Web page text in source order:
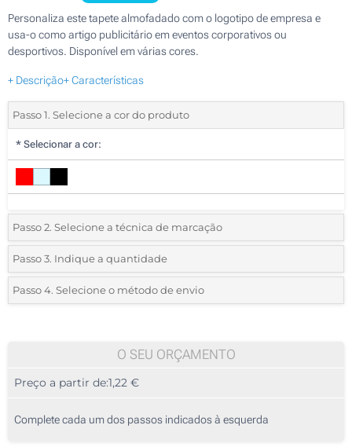
Personaliza este tapete almofadado com o logotipo de empresa e
usa-o como artigo publicitário em eventos corporativos ou
desportivos. Disponível em várias cores.
+ Descrição+ Características
Passo 1. Selecione a cor do produto
* Selecionar a cor:
Passo 2. Selecione a técnica de marcação
*Selecione o tipo de marcação e as cores do logotipo:
1 Cor (Num lado)
Passo 3. Indique a quantidade
*Quantidade mínima:25
50
125
Passo 4. Selecione o método de envio
O SEU ORÇAMENTO
Preço a partir de:1,22 €
Complete cada um dos passos indicados à esquerda